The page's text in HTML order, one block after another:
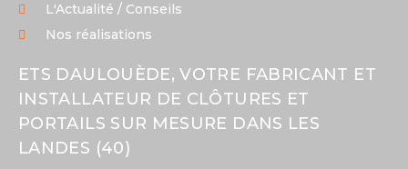
L'Actualité / Conseils
Nos réalisations
ETS DAULOUÈDE, VOTRE FABRICANT ET
INSTALLATEUR DE CLÔTURES ET
PORTAILS SUR MESURE DANS LES
LANDES (40)